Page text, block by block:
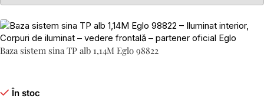
Baza sistem sina TP alb 1,14M Eglo 98822
În stoc